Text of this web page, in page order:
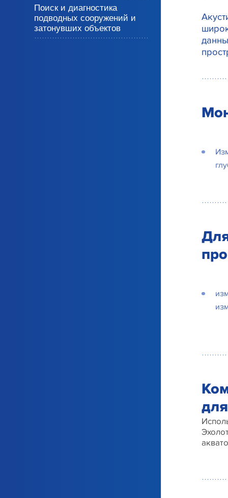
Поиск и диагностика
подводных сооружений и
затонувших объектов